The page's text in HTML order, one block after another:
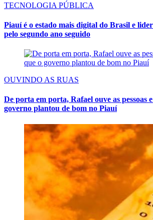
TECNOLOGIA PÚBLICA
Piauí é o estado mais digital do Brasil e
pelo segundo ano seguido
OUVINDO AS RUAS
De porta em porta, Rafael ouve as pessoas
governo plantou de bom no Piauí